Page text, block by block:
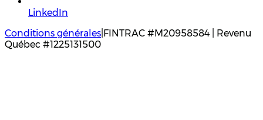
LinkedIn
Conditions générales FINTRAC #M20958584 | Revenu
Québec #1225131500